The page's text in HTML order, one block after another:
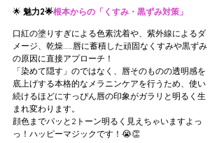
🌟 魅力2🌟根本からの「くすみ・黒ずみ対策」
口紅の塗りすぎによる色素沈着や、紫外線によるダ
メージ、乾燥……唇に蓄積した頑固なくすみや黒ずみ
の原因に直接アプローチ！
「染めて隠す」のではなく、唇そのものの透明感を
底上げする本格的なメラニンケアを行うため、使い
続けるほどにすっぴん唇の印象がガラリと明るく生
まれ変わります。
顔色までパッと2トーン明るく見えちゃいますよっ
っ！ハッピーマジックです！😭👏